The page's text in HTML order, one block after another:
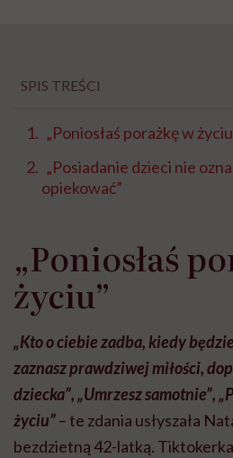
SPIS TREŚCI
„Poniosłaś porażkę w
„Posiadanie dzieci nie
opiekować”
„Poniosłaś
życiu”
„Kto o ciebie zadba, kiedy
zaznasz prawdziwej miłości,
dziecka”, „Umrzesz samotnie”,
życiu”– te zdania usłyszała
bezdzietną 42-latką.